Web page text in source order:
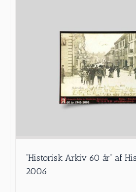
”Historisk Arkiv 60 år” af
2006